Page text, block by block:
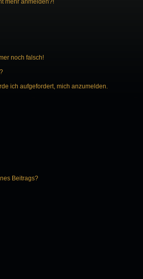
mehr anmelden?!
noch falsch!
ich aufgefordert, mich anzumelden.
Beitrags?